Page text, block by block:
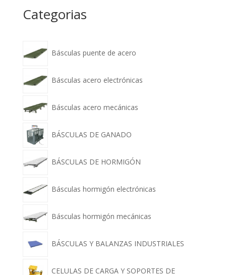
Categorias
Básculas puente de acero
Básculas acero electrónicas
Básculas acero mecánicas
BÁSCULAS DE GANADO
BÁSCULAS DE HORMIGÓN
Básculas hormigón electrónicas
Básculas hormigón mecánicas
BÁSCULAS Y BALANZAS INDUSTRIALES
CELULAS DE CARGA Y SOPORTES DE